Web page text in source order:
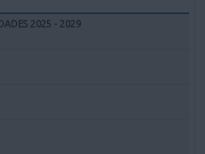
2025 - 2029